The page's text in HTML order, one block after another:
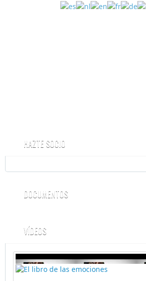
HAZTE SOCIO
DOCUMENTOS
VÍDEOS